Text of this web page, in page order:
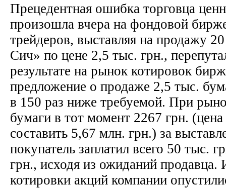
Прецедентная ошибка торговца
произошла вчера на фондовой
трейдеров, выставляя на продажу
Сич» по цене 2,5 тыс. грн.,
результате на рынок котировок
предложение о продаже 2,5 тыс.
в 150 раз ниже требуемой. При
бумаги в тот момент 2267 грн. (цена
составить 5,67 млн. грн.) за
покупатель заплатил всего 50 тыс.
грн., исходя из ожиданий продавца.
котировки акций компании